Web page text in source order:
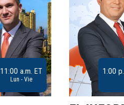
11:00 a.m. ET
Lun - Vie
1:00